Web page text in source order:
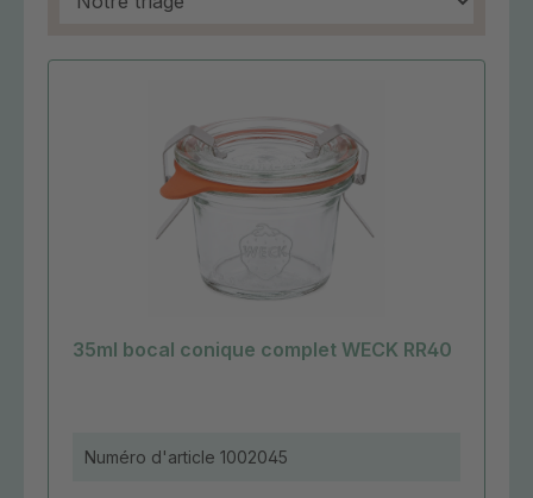
35ml bocal conique complet WECK RR40
Numéro d'article 1002045